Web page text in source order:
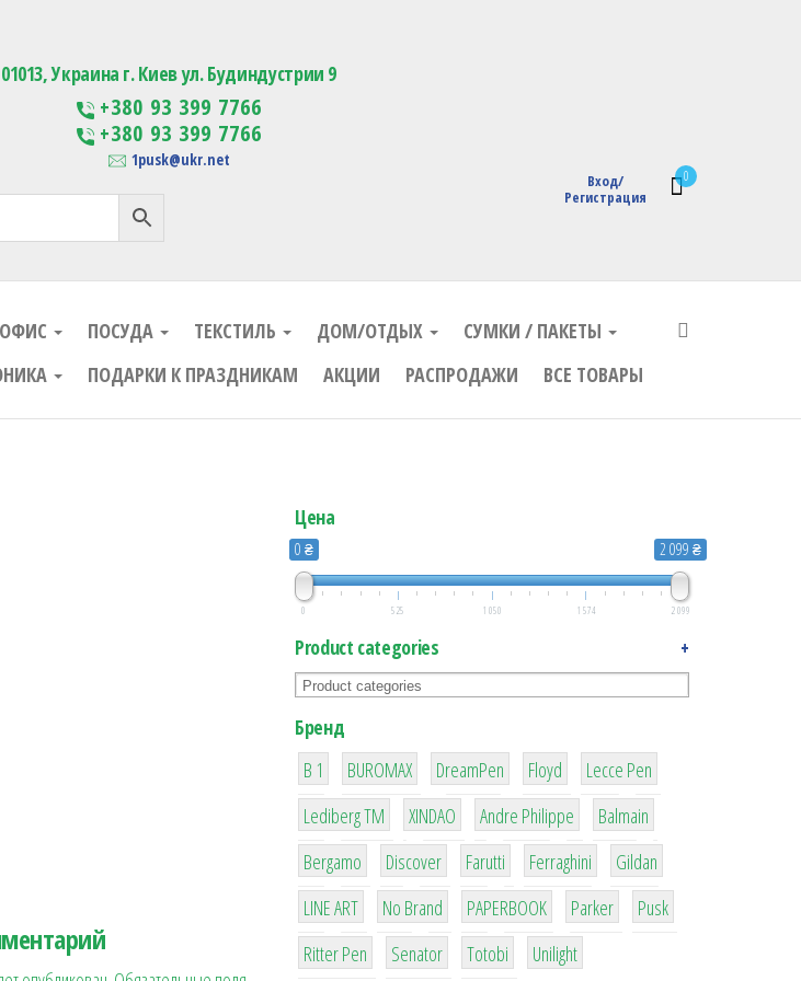
Изготовление сувенирной продукции с логотипом
0
Вход/
Регистрация
01013, Украина г. Киев ул. Будиндустрии 9
+380 93 399 7766
+380 93 399 7766
1pusk@ukr.net
ОФИС ПОСУДА ТЕКСТИЛЬ ДОМ/ОТДЫХ
СУМКИ / ПАКЕТЫ
ПОДАРКИ К ПРАЗДНИКАМ АКЦИИ РАСПРОДАЖИ ВСЕ ТОВАРЫ
Цена
0 ₴ 2 099 ₴
0 525 1 050 1 574 2 099
Product categories +
Бренд
B 1
1
BUROMAX
1
DreamPen
2
Floyd
2
Lecce Pen
3
Lediberg ТМ
3
XINDAO
1
Andre Philippe
4
Balmain
26
Bergamo
64
Discover
299
Farutti
4
Ferraghini
42
Gildan
4
LINE ART
90
No Brand
8
PAPERBOOK
6
Parker
2
Pusk
22
Ritter Pen
15
Senator
43
Totobi
1
Unilight